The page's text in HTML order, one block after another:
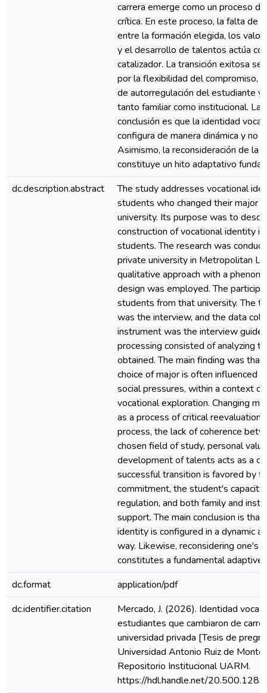
carrera emerge como un proceso
crítica. En este proceso, la falta de
entre la formación elegida, los
y el desarrollo de talentos actúa
catalizador. La transición exitosa se
por la flexibilidad del compromiso,
de autorregulación del estudiante y
tanto familiar como institucional. La
conclusión es que la identidad
configura de manera dinámica y no
Asimismo, la reconsideración de la
constituye un hito adaptativo
dc.description.abstract
The study addresses vocational
students who changed their major
university. Its purpose was to
construction of vocational identity
students. The research was
private university in Metropolitan
qualitative approach with a
design was employed. The
students from that university. The
was the interview, and the data
instrument was the interview
processing consisted of analyzing
obtained. The main finding was that
choice of major is often influenced
social pressures, within a context
vocational exploration. Changing
as a process of critical reevaluation.
process, the lack of coherence
chosen field of study, personal
development of talents acts as a
successful transition is favored by
commitment, the student's
regulation, and both family and
support. The main conclusion is that
identity is configured in a dynamic
way. Likewise, reconsidering one's
constitutes a fundamental adaptive
dc.format
application/pdf
dc.identifier.citation
Mercado, J. (2026). Identidad
estudiantes que cambiaron de
universidad privada [Tesis de
Universidad Antonio Ruiz de
Repositorio Institucional UARM.
https://hdl.handle.net/